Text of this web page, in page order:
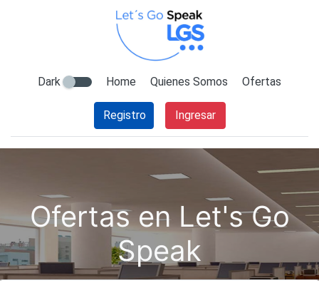
Dark Home Quienes Somos Ofertas
Registro Ingresar
Ofertas en Let's Go
Speak